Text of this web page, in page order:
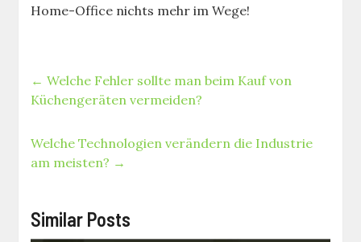
Home-Office nichts mehr im Wege!
← Welche Fehler sollte man beim Kauf von
Küchengeräten vermeiden?
Welche Technologien verändern die Industrie
am meisten? →
Similar Posts